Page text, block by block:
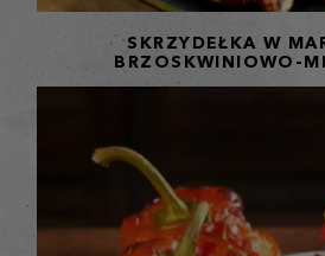
SKRZYDEŁKA W
BRZOSKWINIOWO-